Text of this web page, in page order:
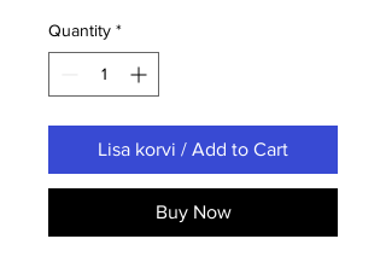
Quantity *
Lisa korvi / Add to Cart
Buy Now